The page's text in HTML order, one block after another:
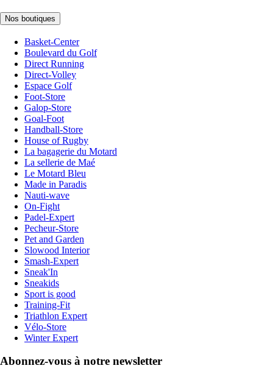
Nos boutiques
Basket-Center
Boulevard du Golf
Direct Running
Direct-Volley
Espace Golf
Foot-Store
Galop-Store
Goal-Foot
Handball-Store
House of Rugby
La bagagerie du Motard
La sellerie de Maé
Le Motard Bleu
Made in Paradis
Nauti-wave
On-Fight
Padel-Expert
Pecheur-Store
Pet and Garden
Slowood Interior
Smash-Expert
Sneak'In
Sneakids
Sport is good
Training-Fit
Triathlon Expert
Vélo-Store
Winter Expert
Abonnez-vous à notre newsletter